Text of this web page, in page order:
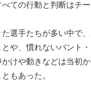
ての行動と判断はチ
選手たちが多い中で
や、慣れないバント
けや動きなどは当初
もあった。